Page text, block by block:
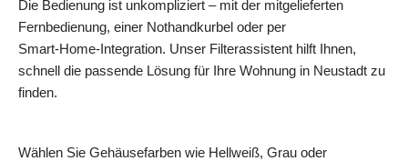
Die Bedienung ist unkompliziert – mit der mitgelieferten
Fernbedienung, einer Nothandkurbel oder per
Smart‑Home‑Integration. Unser Filterassistent hilft Ihnen,
schnell die passende Lösung für Ihre Wohnung in Neustadt zu
finden.
Wählen Sie Gehäusefarben wie Hellweiß, Grau oder